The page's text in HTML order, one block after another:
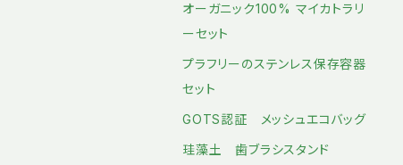
オーガニック100% マイカトラリ
ーセット
プラフリーのステンレス保存容器
セット
GOTS認証 メッシュエコバッグ
珪藻土 歯ブラシスタンド